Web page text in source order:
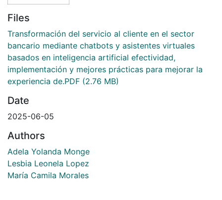
Files
Transformación del servicio al cliente en el sector
bancario mediante chatbots y asistentes virtuales
basados en inteligencia artificial efectividad,
implementación y mejores prácticas para mejorar la
experiencia de.PDF (2.76 MB)
Date
2025-06-05
Authors
Adela Yolanda Monge
Lesbia Leonela Lopez
María Camila Morales